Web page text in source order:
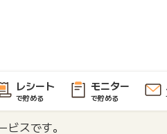
レシート
で貯める
モニター
で貯める
スです。